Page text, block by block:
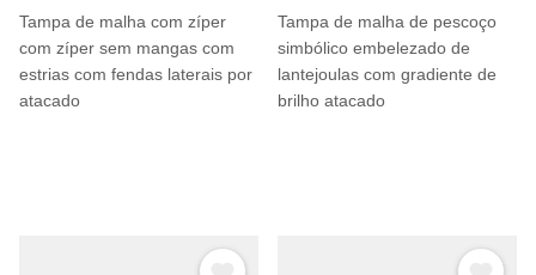
Tampa de malha com zíper
com zíper sem mangas com
estrias com fendas laterais por
atacado
Tampa de malha de pescoço
simbólico embelezado de
lantejoulas com gradiente de
brilho atacado